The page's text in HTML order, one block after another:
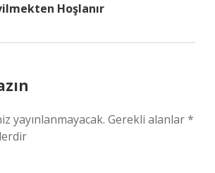
Hoşlanır
yayınlanmayacak. Gerekli alanlar*